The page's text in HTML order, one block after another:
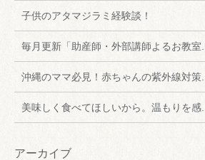
子供のアタマジラミ経験談！
毎月更新「助産師・外部講師よるお教室...
沖縄のママ必見！赤ちゃんの紫外線対策...
美味しく食べてほしいから。温もりを感...
アーカイブ